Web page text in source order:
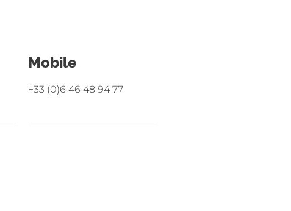
Mobile
+33 (0)6 46 48 94 77